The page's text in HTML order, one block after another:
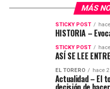
MÁS
STICKY POST
HISTORIA –
STICKY POST
ASÍ SE LEE
EL TORERO hace
Actualidad – El